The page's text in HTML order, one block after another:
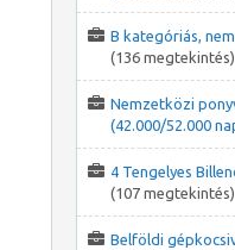
B kategóriás,
(136 megtekintés)
Nemzetközi
(42.000/52.000
4 Tengelyes
(107 megtekintés)
Belföldi